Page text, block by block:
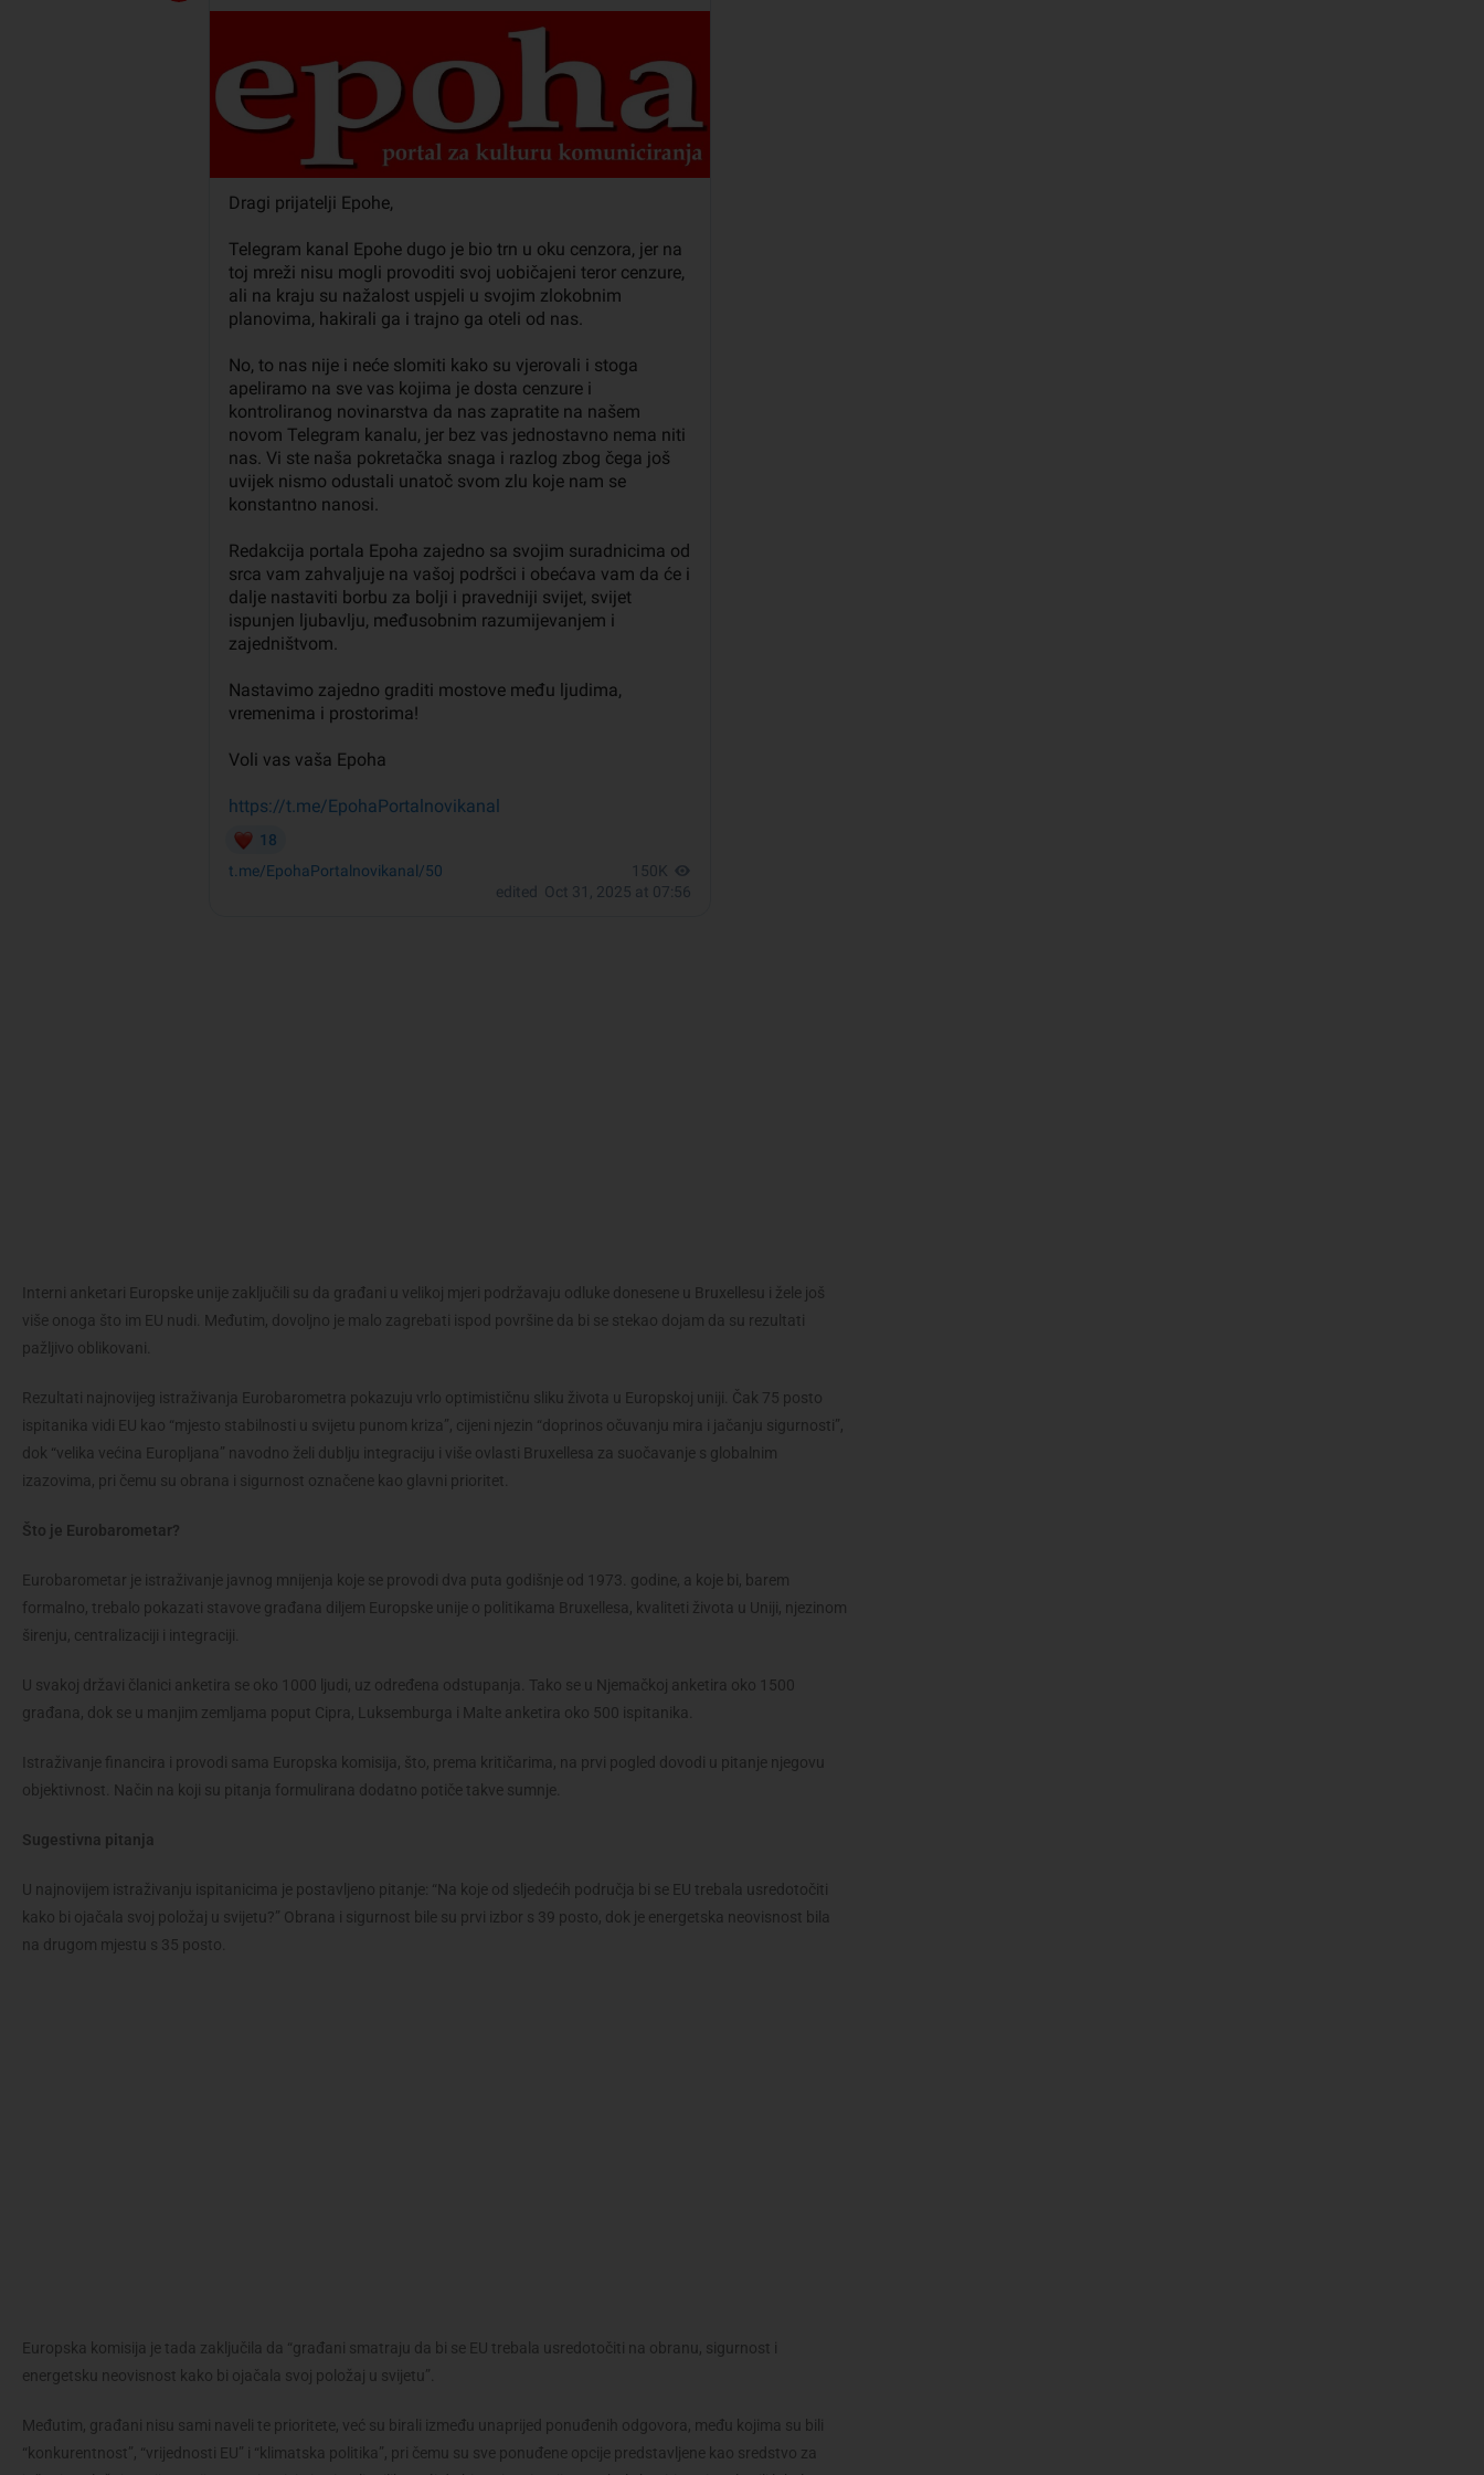
Interni anketari Europske unije zaključili su da građani u velikoj mjeri podržavaju odluke donesene u Bruxellesu i žele još
više onoga što im EU nudi. Međutim, dovoljno je malo zagrebati ispod površine da bi se stekao dojam da su rezultati
pažljivo oblikovani.
Rezultati najnovijeg istraživanja Eurobarometra pokazuju vrlo optimističnu sliku života u Europskoj uniji. Čak 75 posto
ispitanika vidi EU kao “mjesto stabilnosti u svijetu punom kriza”, cijeni njezin “doprinos očuvanju mira i jačanju sigurnosti”,
dok “velika većina Europljana” navodno želi dublju integraciju i više ovlasti Bruxellesa za suočavanje s globalnim
izazovima, pri čemu su obrana i sigurnost označene kao glavni prioritet.
Što je Eurobarometar?
Eurobarometar je istraživanje javnog mnijenja koje se provodi dva puta godišnje od 1973. godine, a koje bi, barem
formalno, trebalo pokazati stavove građana diljem Europske unije o politikama Bruxellesa, kvaliteti života u Uniji, njezinom
širenju, centralizaciji i integraciji.
U svakoj državi članici anketira se oko 1000 ljudi, uz određena odstupanja. Tako se u Njemačkoj anketira oko 1500
građana, dok se u manjim zemljama poput Cipra, Luksemburga i Malte anketira oko 500 ispitanika.
Istraživanje financira i provodi sama Europska komisija, što, prema kritičarima, na prvi pogled dovodi u pitanje njegovu
objektivnost. Način na koji su pitanja formulirana dodatno potiče takve sumnje.
Sugestivna pitanja
U najnovijem istraživanju ispitanicima je postavljeno pitanje: “Na koje od sljedećih područja bi se EU trebala usredotočiti
kako bi ojačala svoj položaj u svijetu?” Obrana i sigurnost bile su prvi izbor s 39 posto, dok je energetska neovisnost bila
na drugom mjestu s 35 posto.
Europska komisija je tada zaključila da “građani smatraju da bi se EU trebala usredotočiti na obranu, sigurnost i
energetsku neovisnost kako bi ojačala svoj položaj u svijetu”.
Međutim, građani nisu sami naveli te prioritete, već su birali između unaprijed ponuđenih odgovora, među kojima su bili
“konkurentnost”, “vrijednosti EU” i “klimatska politika”, pri čemu su sve ponuđene opcije predstavljene kao sredstvo za